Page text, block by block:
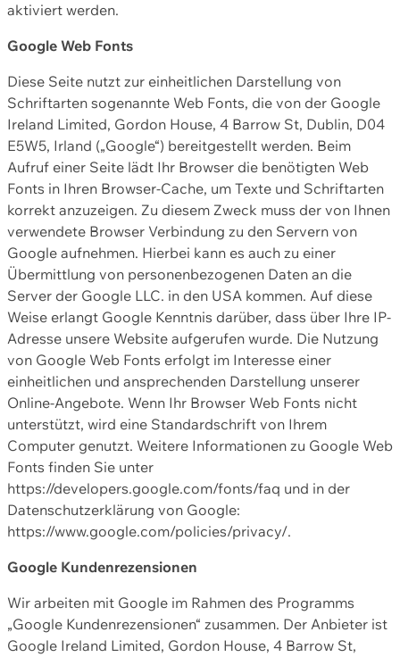
aktiviert werden.
Google Web Fonts
Diese Seite nutzt zur einheitlichen Darstellung von
Schriftarten sogenannte Web Fonts, die von der Google
Ireland Limited, Gordon House, 4 Barrow St, Dublin, D04
E5W5, Irland („Google“) bereitgestellt werden. Beim
Aufruf einer Seite lädt Ihr Browser die benötigten Web
Fonts in Ihren Browser-Cache, um Texte und Schriftarten
korrekt anzuzeigen. Zu diesem Zweck muss der von Ihnen
verwendete Browser Verbindung zu den Servern von
Google aufnehmen. Hierbei kann es auch zu einer
Übermittlung von personenbezogenen Daten an die
Server der Google LLC. in den USA kommen. Auf diese
Weise erlangt Google Kenntnis darüber, dass über Ihre IP-
Adresse unsere Website aufgerufen wurde. Die Nutzung
von Google Web Fonts erfolgt im Interesse einer
einheitlichen und ansprechenden Darstellung unserer
Online-Angebote. Wenn Ihr Browser Web Fonts nicht
unterstützt, wird eine Standardschrift von Ihrem
Computer genutzt. Weitere Informationen zu Google Web
Fonts finden Sie unter
https://developers.google.com/fonts/faq und in der
Datenschutzerklärung von Google:
https://www.google.com/policies/privacy/.
Google Kundenrezensionen
Wir arbeiten mit Google im Rahmen des Programms
„Google Kundenrezensionen“ zusammen. Der Anbieter ist
Google Ireland Limited, Gordon House, 4 Barrow St,